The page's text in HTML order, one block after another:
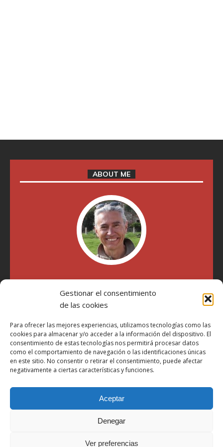
Gestionar el consentimiento
de las cookies
Para ofrecer las mejores experiencias, utilizamos tecnologías como las
cookies para almacenar y/o acceder a la información del dispositivo. El
consentimiento de estas tecnologías nos permitirá procesar datos
como el comportamiento de navegación o las identificaciones únicas
en este sitio. No consentir o retirar el consentimiento, puede afectar
negativamente a ciertas características y funciones.
Aceptar
Denegar
Ver preferencias
ABOUT ME
"Soy Manel Hospido, nací en Valencia en 1969 y desde el
año 2007 he escrito sobre motos en distintos medios.
Millatrece.com es una apuesta por escribir sobre lo que me
participa"
Aviso Legal
Política de Privacidad
Más Información sobre Cookies